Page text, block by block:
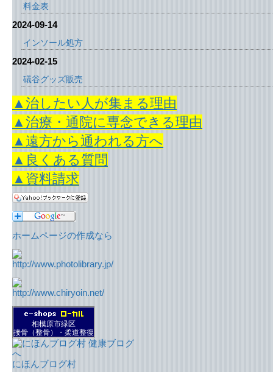
料金表
2024-09-14
インソール処方
2024-02-15
礒谷グッズ販売
▲治したい人が集まる理由
▲治療・通院に専念できる理由
▲遠方から通われる方へ
▲良くある質問
▲資料請求
ホームページの作成なら
相模原市緑区
接骨（整骨）・柔道整復
にほんブログ村